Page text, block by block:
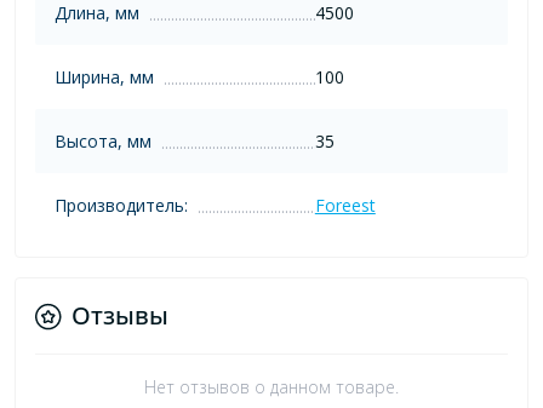
Длина, мм 4500
Ширина, мм 100
Высота, мм 35
Производитель: Foreest
Отзывы
Нет отзывов о данном товаре.